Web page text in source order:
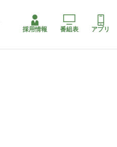
採用情報 番組表 アプリ